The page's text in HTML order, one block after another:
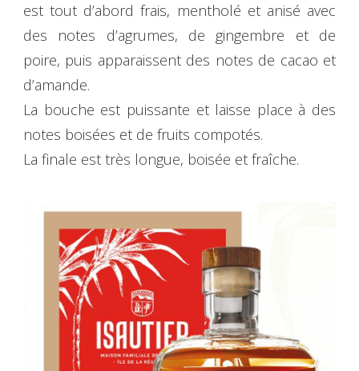
est tout d’abord frais, mentholé et anisé avec
des notes d’agrumes, de gingembre et de
poire, puis apparaissent des notes de cacao et
d’amande.
La bouche est puissante et laisse place à des
notes boisées et de fruits compotés.
La finale est très longue, boisée et fraîche.